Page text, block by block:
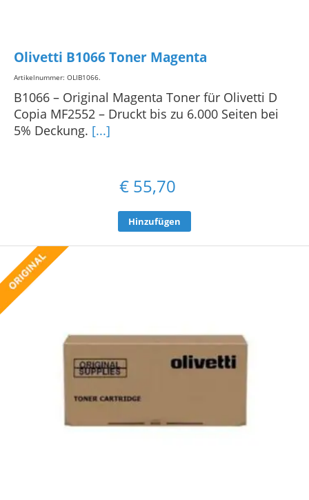
Olivetti B1066 Toner Magenta
Artikelnummer: OLIB1066.
B1066 – Original Magenta Toner für Olivetti D
Copia MF2552 – Druckt bis zu 6.000 Seiten bei
5% Deckung. [...]
€ 55,70
Hinzufügen